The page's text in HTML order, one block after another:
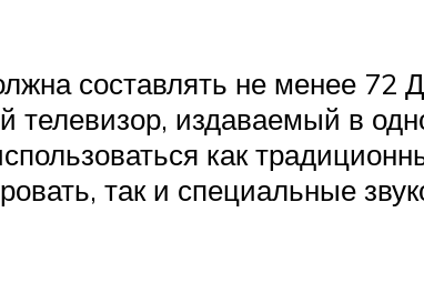
составлять не менее 72
телевизор, издаваемый в
как
так и специальные